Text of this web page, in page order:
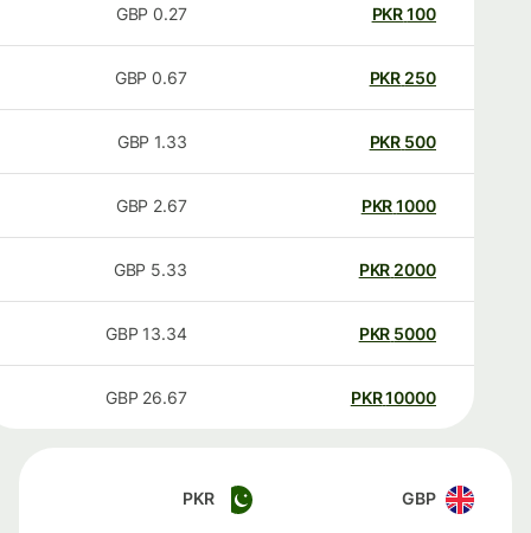
100
PKR
0.27
GBP
250
PKR
0.67
GBP
500
PKR
1.33
GBP
1000
PKR
2.67
GBP
2000
PKR
5.33
GBP
5000
PKR
13.34
GBP
10000
PKR
26.67
GBP
GBP
PKR